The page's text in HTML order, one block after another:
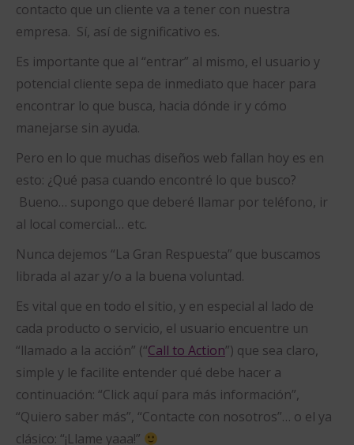
contacto que un cliente va a tener con nuestra
empresa. Sí, así de significativo es.
Es importante que al “entrar” al mismo, el usuario y
potencial cliente sepa de inmediato que hacer para
encontrar lo que busca, hacia dónde ir y cómo
manejarse sin ayuda.
Pero en lo que muchas diseños web fallan hoy es en
esto: ¿Qué pasa cuando encontré lo que busco?
Bueno… supongo que deberé llamar por teléfono, ir
al local comercial… etc.
Nunca dejemos “La Gran Respuesta” que buscamos
librada al azar y/o a la buena voluntad.
Es vital que en todo el sitio, y en especial al lado de
cada producto o servicio, el usuario encuentre un
“llamado a la acción” (“Call to Action”) que sea claro,
simple y le facilite entender qué debe hacer a
continuación: “Click aquí para más información”,
“Quiero saber más”, “Contacte con nosotros”… o el ya
clásico: “¡Llame yaaa!”